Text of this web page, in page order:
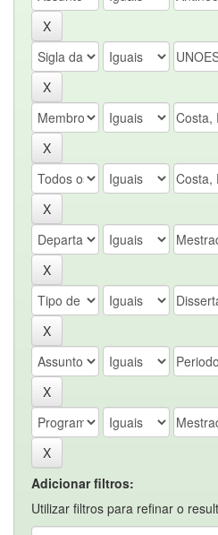
Adicionar filtros:
Utilizar filtros para refinar o